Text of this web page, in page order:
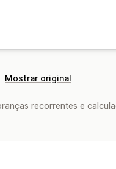
Mostrar original
recorrentes e